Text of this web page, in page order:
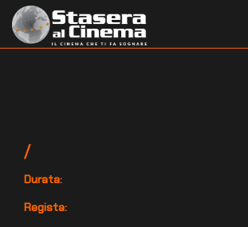
/
Durata:
Regista: